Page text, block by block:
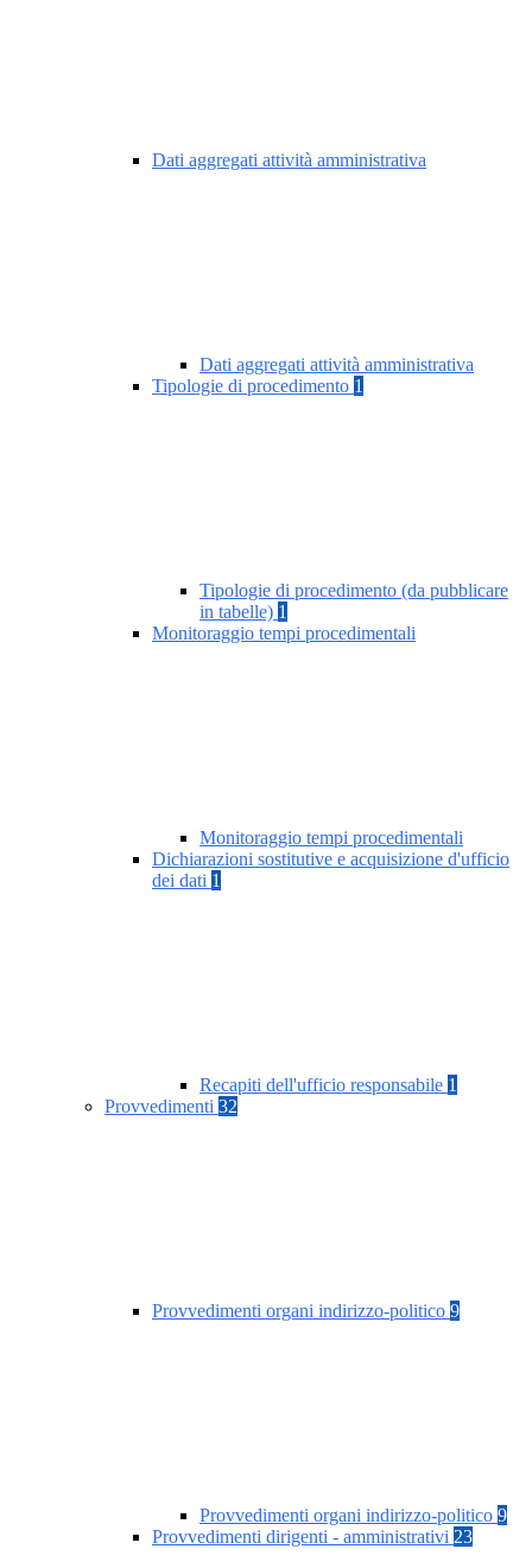
Dati aggregati attività amministrativa
Dati aggregati attività amministrativa
Tipologie di procedimento 1
Tipologie di procedimento (da pubblicare
in tabelle) 1
Monitoraggio tempi procedimentali
Monitoraggio tempi procedimentali
Dichiarazioni sostitutive e acquisizione d'ufficio
dei dati 1
Recapiti dell'ufficio responsabile 1
Provvedimenti 32
Provvedimenti organi indirizzo-politico 9
Provvedimenti organi indirizzo-politico 9
Provvedimenti dirigenti - amministrativi 23